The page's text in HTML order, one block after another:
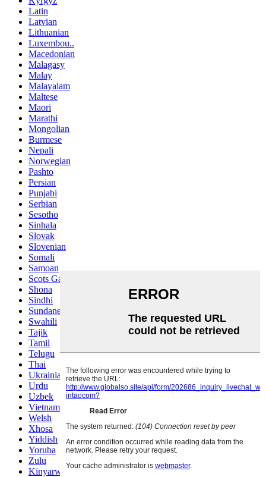
Latin
Latvian
Lithuanian
Luxembou..
Macedonian
Malagasy
Malay
Malayalam
Maltese
Maori
Marathi
Mongolian
Burmese
Nepali
Norwegian
Pashto
Persian
Punjabi
Serbian
Sesotho
Sinhala
Slovak
Slovenian
Somali
Samoan
Scots Gaelic
Shona
Sindhi
Sundanese
Swahili
Tajik
Tamil
Telugu
Thai
Ukrainian
Urdu
Uzbek
Vietnamese
Welsh
Xhosa
Yiddish
Yoruba
Zulu
Kinyarwanda